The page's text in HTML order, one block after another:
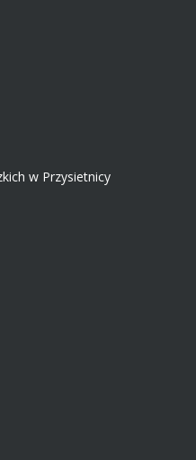
w Przysietnicy